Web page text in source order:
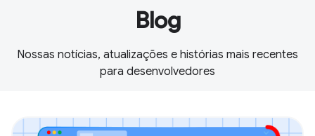
Blog
Nossas notícias, atualizações e histórias mais recentes
para desenvolvedores